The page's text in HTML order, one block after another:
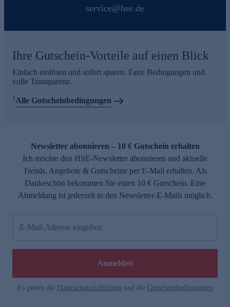
service@hse.de
Ihre Gutschein-Vorteile auf einen Blick
Einfach einlösen und sofort sparen. Faire Bedingungen und
volle Transparenz.
1Alle Gutscheinbedingungen
Newsletter abonnieren – 10 € Gutschein erhalten
Ich möchte den HSE-Newsletter abonnieren und aktuelle
Trends, Angebote & Gutscheine per E-Mail erhalten. Als
Dankeschön bekommen Sie einen 10 € Gutschein. Eine
Abmeldung ist jederzeit in den Newsletter-E-Mails möglich.
E-Mail-Adresse eingeben
Anmelden
Es gelten die Datenschutzrichtlinien und die Gutscheinbedingungen